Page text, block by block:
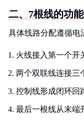
二、7根线的功
具体线路分配遵循电
火线接入第一个开
两个双联线连接三
控制线形成闭环回
最后一根线从末端